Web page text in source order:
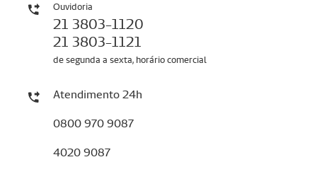
Ouvidoria
21 3803-1120
21 3803-1121
de segunda a sexta, horário comercial
Atendimento 24h
0800 970 9087
4020 9087